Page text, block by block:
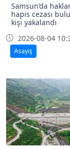
Samsun’da
hapis cezası
kişi yakalandı
2026-08-04
Asayiş